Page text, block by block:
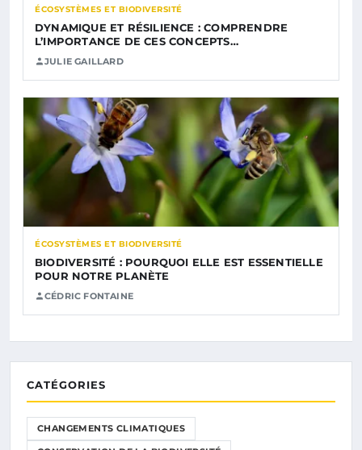
ÉCOSYSTÈMES ET BIODIVERSITÉ
DYNAMIQUE ET RÉSILIENCE : COMPRENDRE
L’IMPORTANCE DE CES CONCEPTS…
JULIE GAILLARD
ÉCOSYSTÈMES ET BIODIVERSITÉ
BIODIVERSITÉ : POURQUOI ELLE EST ESSENTIELLE
POUR NOTRE PLANÈTE
CÉDRIC FONTAINE
CATÉGORIES
CHANGEMENTS CLIMATIQUES